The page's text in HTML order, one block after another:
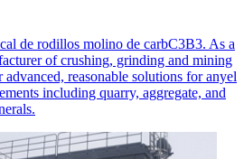
de rodillos molino de carbC3B3. As a
of crushing, grinding and mining
reasonable solutions for anyel
including quarry, aggregate, and